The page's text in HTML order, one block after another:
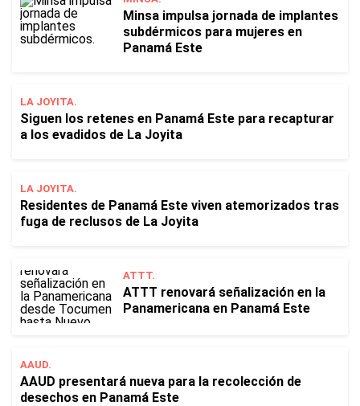
Minsa impulsa jornada de implantes
subdérmicos para mujeres en
Panamá Este
LA JOYITA.
Siguen los retenes en Panamá Este para recapturar
a los evadidos de La Joyita
LA JOYITA.
Residentes de Panamá Este viven atemorizados tras
fuga de reclusos de La Joyita
ATTT.
ATTT renovará señalización en la
Panamericana en Panamá Este
AAUD.
AAUD presentará nueva para la recolección de
desechos en Panamá Este